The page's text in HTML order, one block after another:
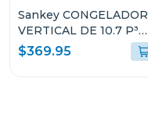
Sankey CONGELADOR
VERTICAL DE 10.7 P³
RFC1301
$369.95